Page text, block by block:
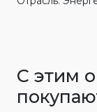
С этим